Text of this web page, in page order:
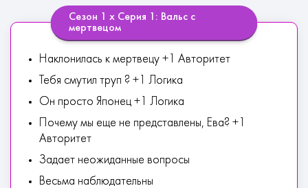
Сезон 1 х Серия 1: Вальс с
мертвецом
Наклонилась к мертвецу +1 Авторитет
Тебя смутил труп ? +1 Логика
Он просто Японец +1 Логика
Почему мы еще не представлены, Ева? +1
Авторитет
Задает неожиданные вопросы
Весьма наблюдательны